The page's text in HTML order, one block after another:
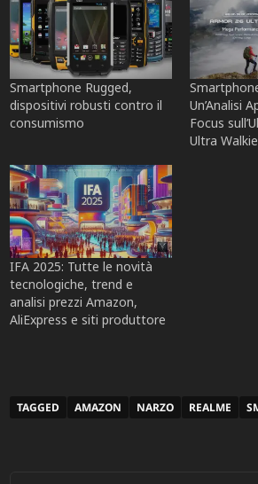
Smartphone Rugged,
dispositivi robusti contro il
consumismo
Un’Analisi
Focus
Ultra
IFA 2025: Tutte le novità
tecnologiche, trend e
analisi prezzi Amazon,
AliExpress e siti produttore
TAGGED AMAZON NARZO REALME